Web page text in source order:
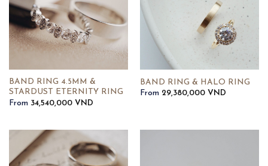
BAND RING 4.5MM &
STARDUST ETERNITY RING
From 34,540,000 VND
BAND RING & HALO RING
From 29,380,000 VND